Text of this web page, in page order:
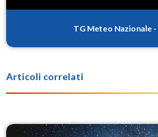
TG Meteo Nazionale -
Articoli correlati